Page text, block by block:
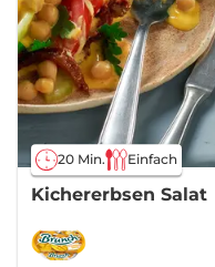
20 Min. Einfach
Kichererbsen Salat